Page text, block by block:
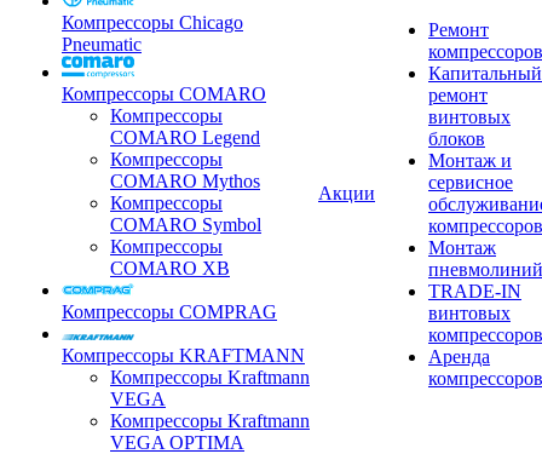
Компрессоры Chicago
Pneumatic
Компрессоры COMARO
Компрессоры
COMARO Legend
Компрессоры
COMARO Mythos
Компрессоры
COMARO Symbol
Компрессоры
COMARO XB
Компрессоры COMPRAG
Компрессоры KRAFTMANN
Компрессоры Kraftmann
VEGA
Компрессоры Kraftmann
VEGA OPTIMA
Акции
Ремонт
компрессоров
Капитальный
ремонт
винтовых
блоков
Монтаж и
сервисное
компрессоров
Монтаж
пневмолиний
TRADE-IN
винтовых
компрессоров
Аренда
компрессоров